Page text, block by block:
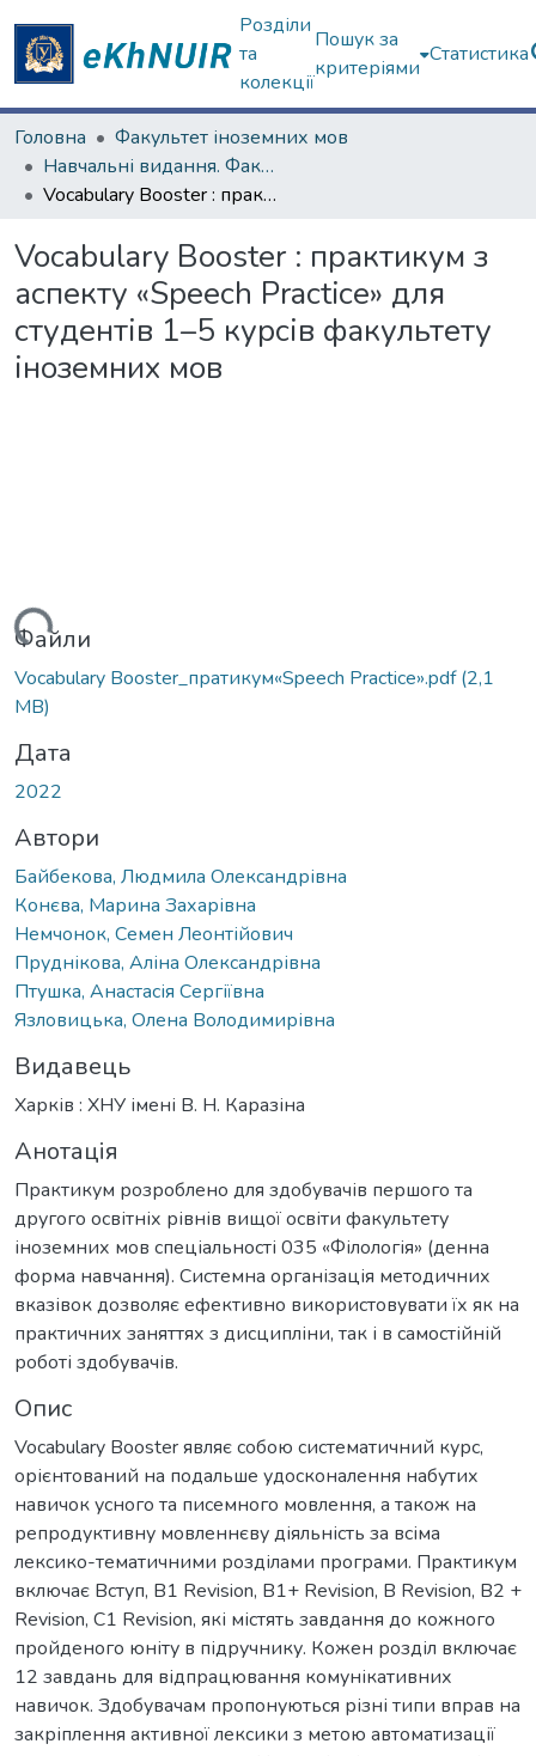
Розділи
та
колекції
Пошук за
критеріями
Статистика
Головна
Факультет іноземних мов
Навчальні видання. Факультет іноземних мов
Vocabulary Booster : практикум з аспекту «Speech Practice» для студентів 1–5 курсів факультету іноземних мов
Vocabulary Booster : практикум з
аспекту «Speech Practice» для
студентів 1–5 курсів факультету
іноземних мов
Файли
Vocabulary Booster_пратикум«Speech Practice».pdf(2,1
MB)
Дата
2022
Автори
Байбекова, Людмила Олександрівна
Конєва, Марина Захарівна
Немчонок, Семен Леонтійович
Пруднікова, Аліна Олександрівна
Птушка, Анастасія Сергіївна
Язловицька, Олена Володимирівна
Видавець
Харків : ХНУ імені В. Н. Каразіна
Анотація
Практикум розроблено для здобувачів першого та
другого освітніх рівнів вищої освіти факультету
іноземних мов спеціальності 035 «Філологія» (денна
форма навчання). Системна організація методичних
вказівок дозволяє ефективно використовувати їх як на
практичних заняттях з дисципліни, так і в самостійній
роботі здобувачів.
Опис
Vocabulary Booster являє собою систематичний курс,
орієнтований на подальше удосконалення набутих
навичок усного та писемного мовлення, а також на
репродуктивну мовленнєву діяльність за всіма
лексико-тематичними розділами програми. Практикум
включає Вступ, B1 Revision, B1+ Revision, B Revision, B2 +
Revision, C1 Revision, які містять завдання до кожного
пройденого юніту в підручнику. Кожен розділ включає
12 завдань для відпрацювання комунікативних
навичок. Здобувачам пропонуються різні типи вправ на
закріплення активної лексики з метою автоматизації